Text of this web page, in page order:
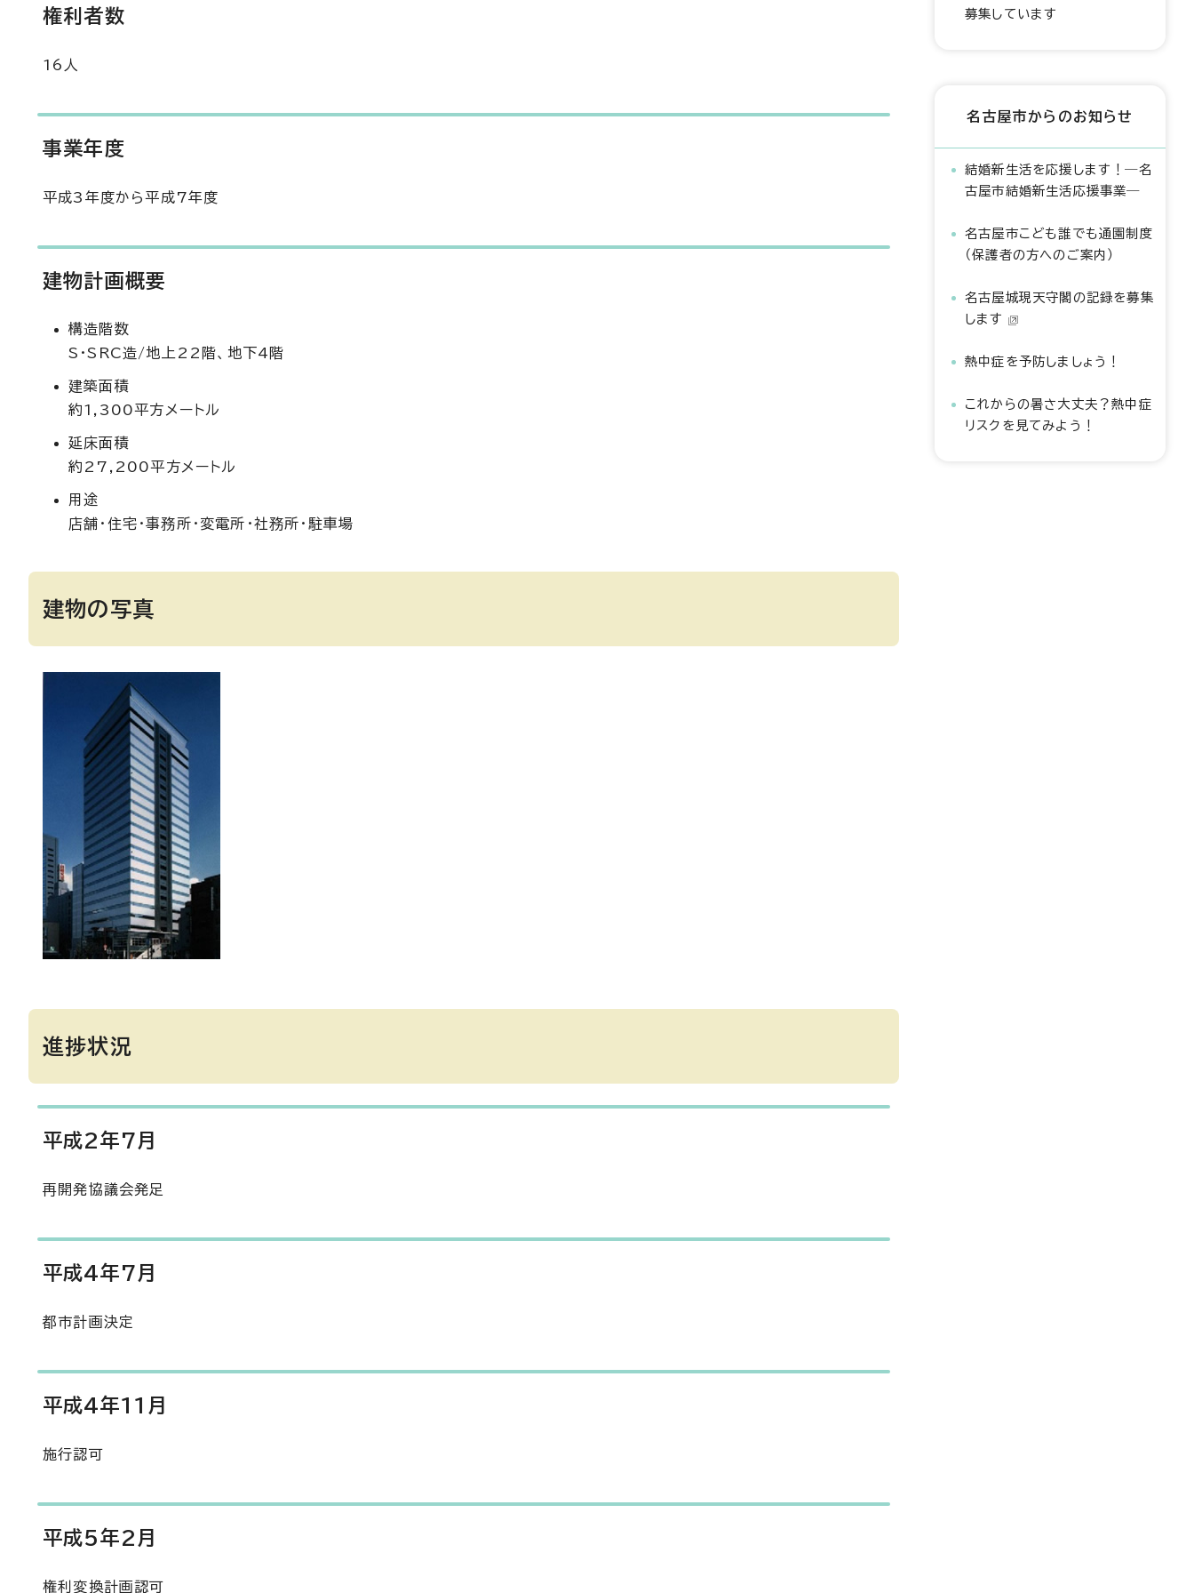
権利者数
16人
事業年度
平成3年度から平成7年度
建物計画概要
構造階数
S・SRC造/地上22階、地下4階
建築面積
約1,300平方メートル
延床面積
約27,200平方メートル
用途
店舗・住宅・事務所・変電所・社務所・駐車場
建物の写真
進捗状況
平成2年7月
再開発協議会発足
平成4年7月
都市計画決定
平成4年11月
施行認可
平成5年2月
権利変換計画認可
募集しています
名古屋市からのお知らせ
結婚新生活を応援します！―名
古屋市結婚新生活応援事業―
名古屋市こども誰でも通園制度
（保護者の方へのご案内）
名古屋城現天守閣の記録を募集
します
熱中症を予防しましょう！
これからの暑さ大丈夫？熱中症
リスクを見てみよう！